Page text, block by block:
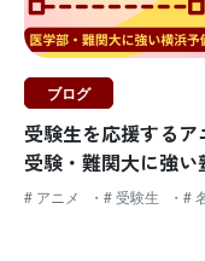
ブログ
受験生を応援する
受験・難関大に強い
# アニメ # 受験生 #